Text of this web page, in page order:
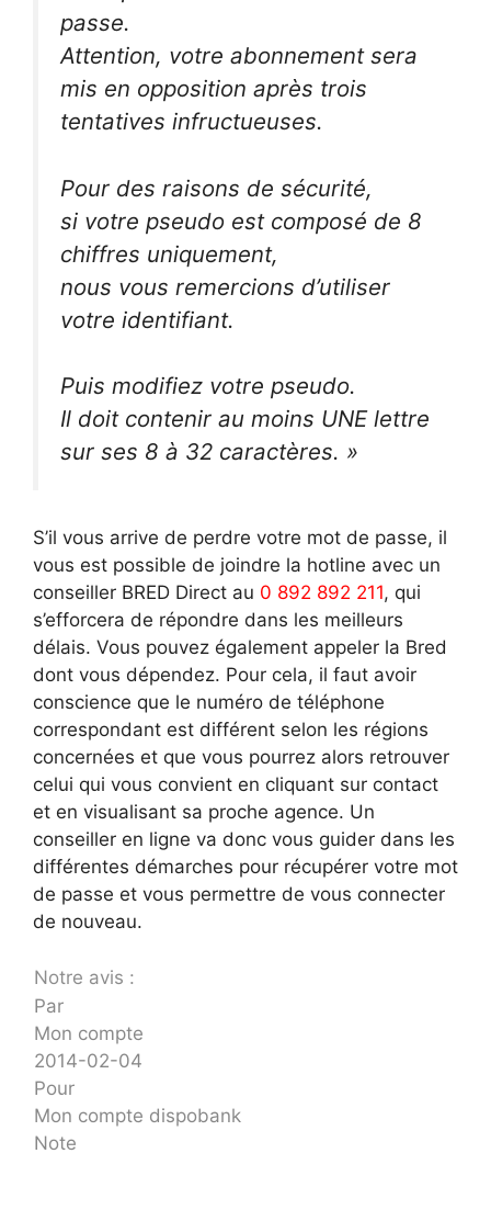
passe.
Attention, votre abonnement sera
mis en opposition après trois
tentatives infructueuses.
Pour des raisons de sécurité,
si votre pseudo est composé de 8
chiffres uniquement,
nous vous remercions d’utiliser
votre identifiant.
Puis modifiez votre pseudo.
Il doit contenir au moins UNE lettre
sur ses 8 à 32 caractères. »
S’il vous arrive de perdre votre mot de passe, il
vous est possible de joindre la hotline avec un
conseiller BRED Direct au 0 892 892 211, qui
s’efforcera de répondre dans les meilleurs
délais. Vous pouvez également appeler la Bred
dont vous dépendez. Pour cela, il faut avoir
conscience que le numéro de téléphone
correspondant est différent selon les régions
concernées et que vous pourrez alors retrouver
celui qui vous convient en cliquant sur contact
et en visualisant sa proche agence. Un
conseiller en ligne va donc vous guider dans les
différentes démarches pour récupérer votre mot
de passe et vous permettre de vous connecter
de nouveau.
Notre avis :
Par
Mon compte
2014-02-04
Pour
Mon compte dispobank
Note